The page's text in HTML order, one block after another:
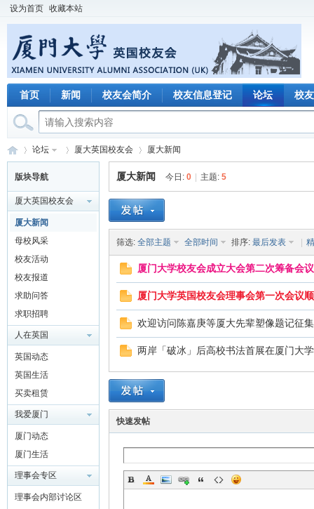
设为首页 收藏本站
首页 新闻 校友会简介 校友信息登记 论坛 校
厦 »
论坛
›
厦大英国校友会
›
厦大新闻
版块导航
厦大英国校友会
厦大新闻
母校风采
校友活动
校友报道
求助问答
求职招聘
人在英国
英国动态
英国生活
买卖租赁
我爱厦门
厦门动态
厦门生活
理事会专区
理事会内部讨论区
厦大新闻 今日: 0 主题: 5
筛选: 全部主题 全部时间 排序: 最后发表
厦门大学校友会成立大会第二次筹备会议
厦门大学英国校友会理事会第一次会议
欢迎访问陈嘉庚等厦大先辈塑像题记征
两岸「破冰」后高校书法首展在厦门大
快速发帖